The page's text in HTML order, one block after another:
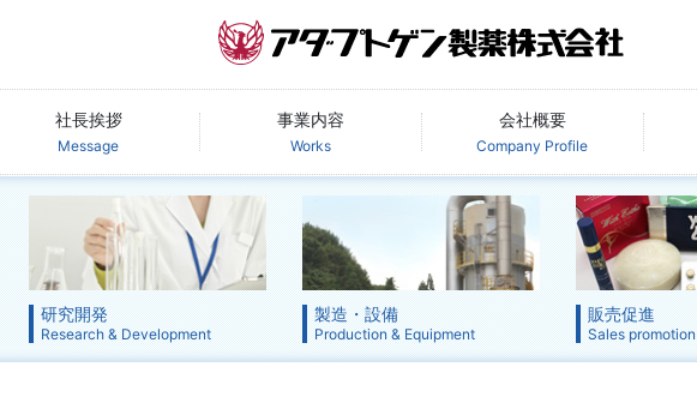
社長挨拶
Message
事業内容
Works
会社概要
Company Profile
研究開発
Research & Development
製造・設備
Production & Equipment
販売促進
Sales promotion